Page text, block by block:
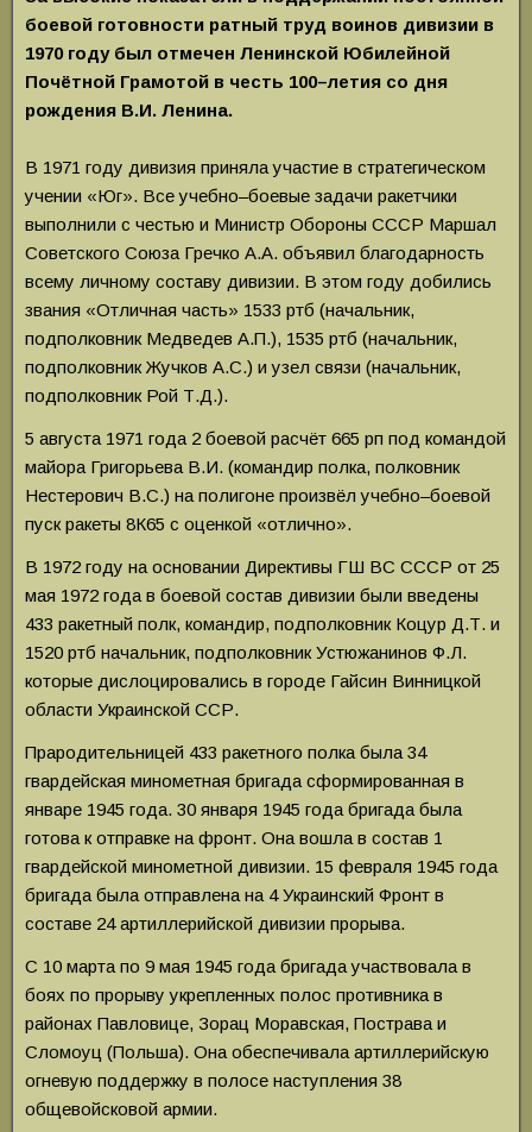
боевой готовности ратный труд воинов дивизии в
1970 году был отмечен Ленинской Юбилейной
Почётной Грамотой в честь 100–летия со дня
рождения В.И. Ленина.
В 1971 году дивизия приняла участие в стратегическом
учении «Юг». Все учебно–боевые задачи ракетчики
выполнили с честью и Министр Обороны СССР Маршал
Советского Союза Гречко А.А. объявил благодарность
всему личному составу дивизии. В этом году добились
звания «Отличная часть» 1533 ртб (начальник,
подполковник Медведев А.П.), 1535 ртб (начальник,
подполковник Жучков А.С.) и узел связи (начальник,
подполковник Рой Т.Д.).
5 августа 1971 года 2 боевой расчёт 665 рп под командой
майора Григорьева В.И. (командир полка, полковник
Нестерович В.С.) на полигоне произвёл учебно–боевой
пуск ракеты 8К65 с оценкой «отлично».
В 1972 году на основании Директивы ГШ ВС СССР от 25
мая 1972 года в боевой состав дивизии были введены
433 ракетный полк, командир, подполковник Коцур Д.Т. и
1520 ртб начальник, подполковник Устюжанинов Ф.Л.
которые дислоцировались в городе Гайсин Винницкой
области Украинской ССР.
Прародительницей 433 ракетного полка была 34
гвардейская минометная бригада сформированная в
январе 1945 года. 30 января 1945 года бригада была
готова к отправке на фронт. Она вошла в состав 1
гвардейской минометной дивизии. 15 февраля 1945 года
бригада была отправлена на 4 Украинский Фронт в
составе 24 артиллерийской дивизии прорыва.
С 10 марта по 9 мая 1945 года бригада участвовала в
боях по прорыву укрепленных полос противника в
районах Павловице, Зорац Моравская, Пострава и
Сломоуц (Польша). Она обеспечивала артиллерийскую
огневую поддержку в полосе наступления 38
общевойсковой армии.